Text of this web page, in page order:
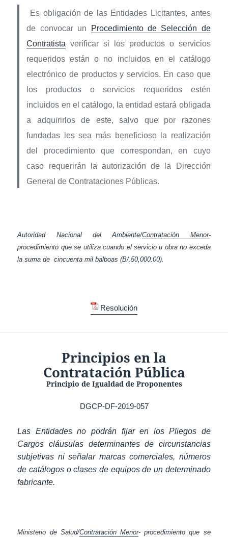
Es obligación de las Entidades Licitantes, antes
de convocar un
Procedimiento de Selección de
Contratista verificar si los productos o servicios
requeridos están o no incluidos en el catálogo
electrónico de productos y servicios. En caso que
los productos o servicios requeridos estén
incluidos en el catálogo, la entidad estará obligada
a adquirirlos de este, salvo que por razones
fundadas les sea más beneficioso la realización
del procedimiento que correspondan, en cuyo
caso requerirán la autorización de la Dirección
General de Contrataciones Públicas.
Autoridad Nacional del Ambiente/Contratación Menor-
procedimiento que se utiliza cuando el servicio u obra no exceda
la suma de cincuenta mil balboas (B/.50,000.00).
Resolución
Principios en la
Contratación Pública
Principio de Igualdad de Proponentes
DGCP-DF-2019-057
Las Entidades no podrán fijar en los Pliegos de
Cargos cláusulas determinantes de circunstancias
subjetivas ni señalar marcas comerciales, números
de catálogos o clases de equipos de un determinado
fabricante.
Ministerio de Salud/Contratación Menor- procedimiento que se